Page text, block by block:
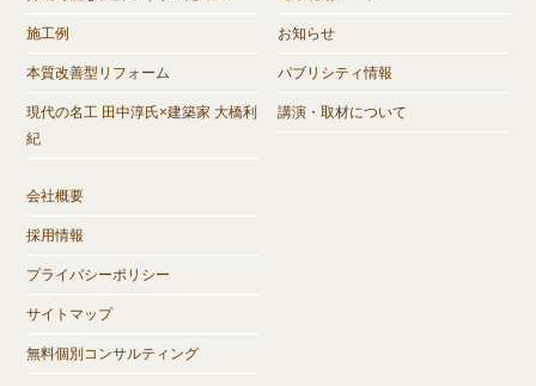
施工例
本質改善型リフォーム
現代の名工 田中淳氏×建築家 大橋利
紀
お知らせ
パブリシティ情報
講演・取材について
会社概要
採用情報
プライバシーポリシー
サイトマップ
無料個別コンサルティング